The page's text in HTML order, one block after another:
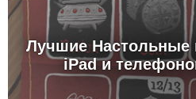
Лучшие Настольные
iPad и